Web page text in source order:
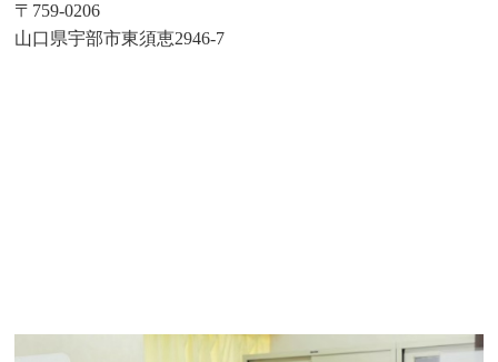
〒759-0206
山口県宇部市東須恵2946-7